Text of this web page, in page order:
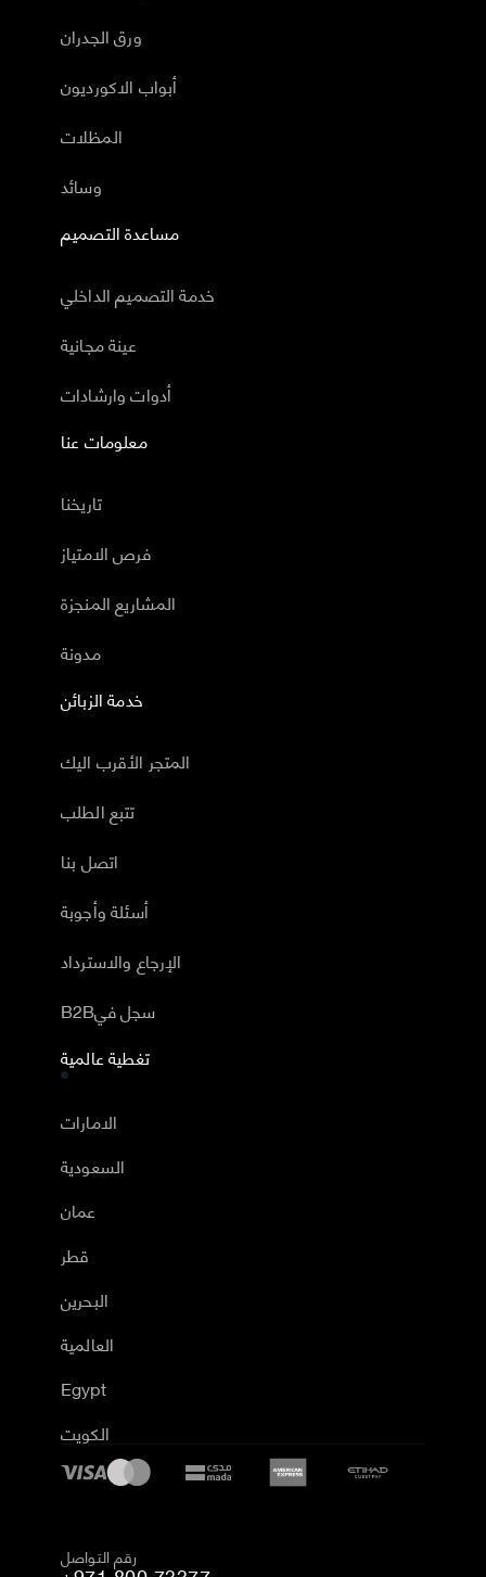
ورق الجدران
أبواب الاكورديون
المظلات
وسائد
مساعدة التصميم
خدمة التصميم الداخلي
عينة مجانية
أدوات وارشادات
معلومات عنا
تاريخنا
فرص الامتياز
المشاريع المنجزة
مدونة
خدمة الزبائن
المتجر الأقرب اليك
تتبع الطلب
اتصل بنا
أسئلة وأجوبة
الإرجاع والاسترداد
B2Bسجل في
تغطية عالمية
الامارات
السعودية
عمان
قطر
البحرين
العالمية
Egypt
الكويت
رقم التواصل